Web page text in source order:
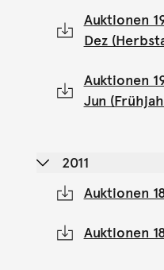
Auktionen
Dez
Auktionen
Jun
2011
Auktionen
Auktionen